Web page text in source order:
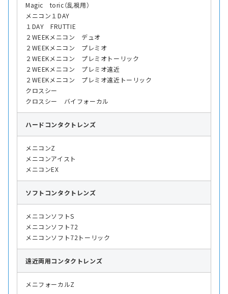
Magic toric（乱視用）
メニコン１DAY
１DAY FRUTTIE
２WEEKメニコン デュオ
２WEEKメニコン プレミオ
２WEEKメニコン プレミオトーリック
２WEEKメニコン プレミオ遠近
２WEEKメニコン プレミオ遠近トーリック
クロスシー
クロスシー バイフォーカル
ハード コンタクトレンズ
メニコンZ
メニコンアイスト
メニコンEX
ソフト コンタクトレンズ
メニコンソフトS
メニコンソフト72
メニコンソフト72トーリック
遠近両用コンタクトレンズ
メニフォーカルZ